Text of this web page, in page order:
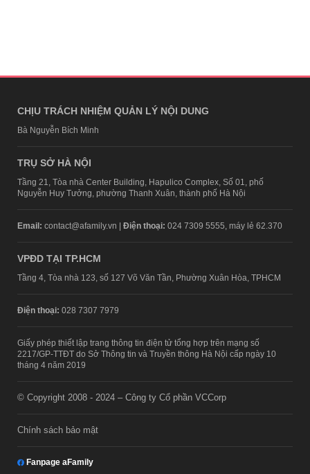
CHỊU TRÁCH NHIỆM QUẢN LÝ NỘI DUNG
Bà Nguyễn Bích Minh
TRỤ SỞ HÀ NỘI
Tầng 21, Tòa nhà Center Building, Hapulico Complex, Số 01, phố
Nguyễn Huy Tưởng, phường Thanh Xuân, thành phố Hà Nội
Email: contact@afamily.vn | Điện thoại: 024 7309 5555, máy lẻ 62.370
VPĐD TẠI TP.HCM
Tầng 4, Tòa nhà 123, số 127 Võ Văn Tần, Phường Xuân Hòa, TPHCM
Điện thoại: 028 7307 7979
Giấy phép thiết lập trang thông tin điện tử tổng hợp trên mạng số
2217/GP-TTĐT do Sở Thông tin và Truyền thông Hà Nội cấp ngày 10
tháng 4 năm 2019
© Copyright 2008 - 2024 – Công ty Cổ phần VCCorp
Chính sách bảo mật
Fanpage aFamily